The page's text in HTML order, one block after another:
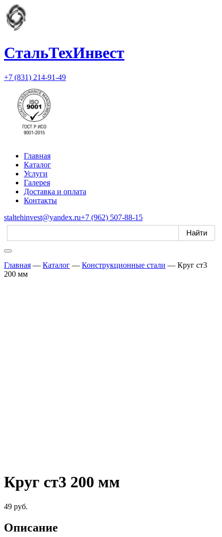
СтальТехИнвест
+7 (831) 214-91-49
Главная
Каталог
Услуги
Галерея
Доставка и оплата
Контакты
staltehinvest@yandex.ru+7 (962) 507-88-15
Главная — Каталог — Конструкционные стали — Круг ст3
200 мм
Круг ст3 200 мм
49 руб.
Описание